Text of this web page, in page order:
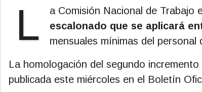
L a Comisión Nacional de Trabajo
escalonado que se aplicará
mensuales mínimas del
La homologación del segundo
publicada este miércoles en el Boletín